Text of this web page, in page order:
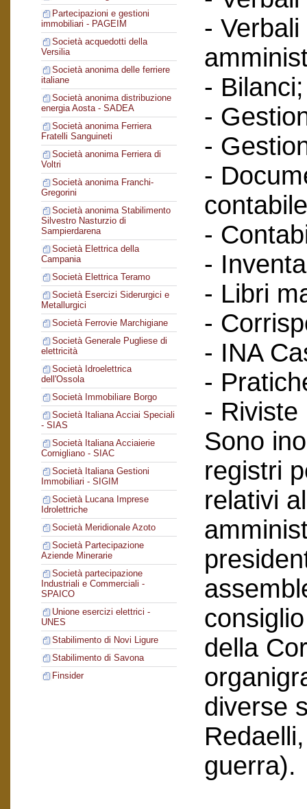
Partecipazioni e gestioni
immobiliari - PAGEIM
Società acquedotti della
Versilia
Società anonima delle ferriere
italiane
Società anonima distribuzione
energia Aosta - SADEA
Società anonima Ferriera
Fratelli Sanguineti
Società anonima Ferriera di
Voltri
Società anonima Franchi-
Gregorini
Società anonima Stabilimento
Silvestro Nasturzio di
Sampierdarena
Società Elettrica della
Campania
Società Elettrica Teramo
Società Esercizi Siderurgici e
Metallurgici
Società Ferrovie Marchigiane
Società Generale Pugliese di
elettricità
Società Idroelettrica
dell'Ossola
Società Immobiliare Borgo
Società Italiana Acciai Speciali
- SIAS
Società Italiana Acciaierie
Cornigliano - SIAC
Società Italiana Gestioni
Immobiliari - SIGIM
Società Lucana Imprese
Idrolettriche
Società Meridionale Azoto
Società Partecipazione
Aziende Minerarie
Società partecipazione
Industriali e Commerciali -
SPAICO
Unione esercizi elettrici -
UNES
Stabilimento di Novi Ligure
Stabilimento di Savona
Finsider
-
- Bilanci;
-
-
-
-
-
- Libri
-
- INA
-
- Riviste
Sono
registri
relativi
della
diverse
guerra).